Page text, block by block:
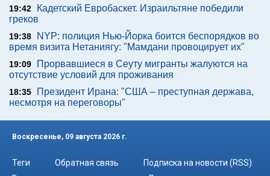
19:42
Кадетский Евробаскет. Израильтяне победили
греков
19:38
NYP: полиция Нью-Йорка боится беспорядков во
время визита Нетаниягу: "Мамдани провоцирует их"
19:09
Прорвавшиеся в Сеуту мигранты жалуются на
отсутствие условий для проживания
18:35
Президент Ирана: "США – преступная держава,
несмотря на переговоры"
Воскресенье, 09 августа 2026 г.
Теги Обратная связь
Подписка на новости (RSS)